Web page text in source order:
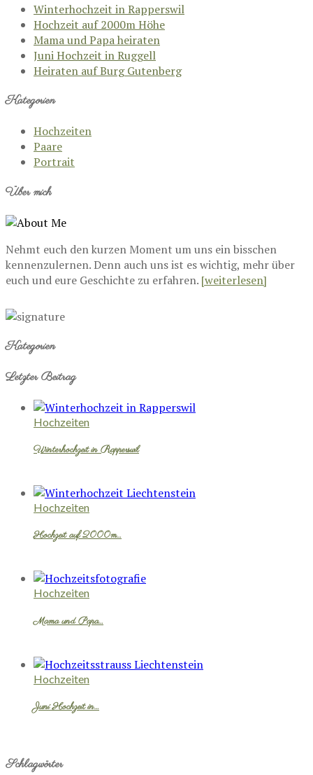
Winterhochzeit in Rapperswil
Hochzeit auf 2000m Höhe
Mama und Papa heiraten
Juni Hochzeit in Ruggell
Heiraten auf Burg Gutenberg
Kategorien
Hochzeiten
Paare
Portrait
Über mich
Nehmt euch den kurzen Moment um uns ein bisschen
kennenzulernen. Denn auch uns ist es wichtig, mehr über
euch und eure Geschichte zu erfahren. [weiterlesen]
Kategorien
Letzter Beitrag
Hochzeiten
Winterhochzeit in Rapperswil
Hochzeiten
Hochzeit auf 2000m…
Hochzeiten
Mama und Papa…
Hochzeiten
Juni Hochzeit in…
Schlagwörter